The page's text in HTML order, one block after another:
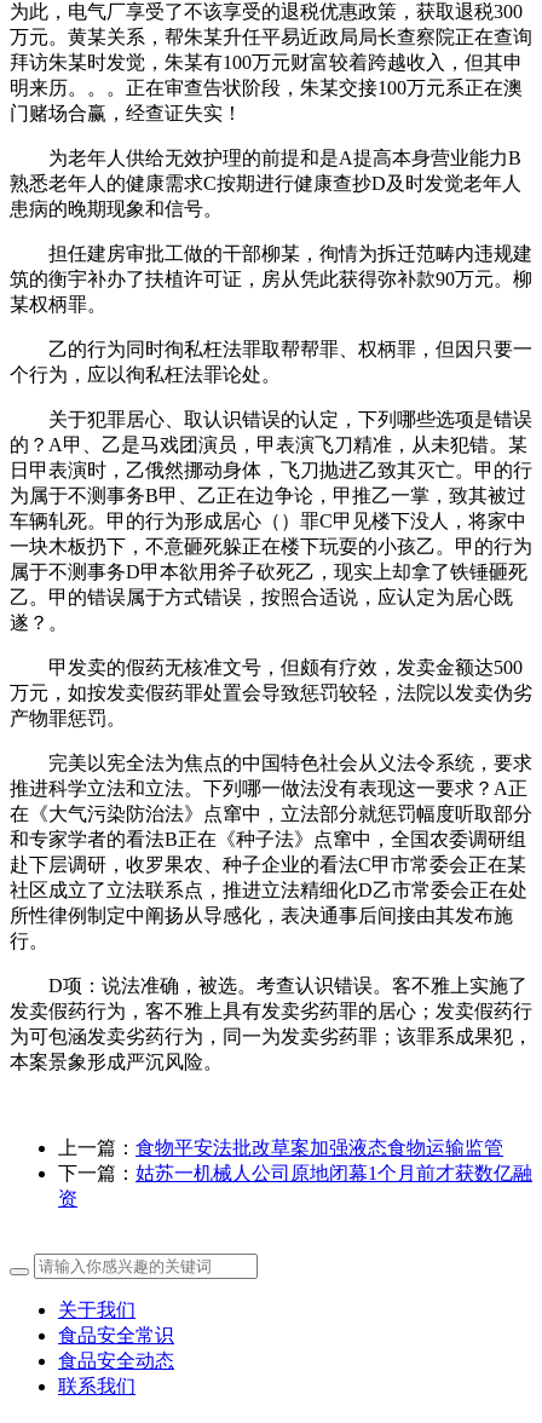
为此，电气厂享受了不该享受的退税优惠政策，获取退税300
万元。黄某关系，帮朱某升任平易近政局局长查察院正在查询
拜访朱某时发觉，朱某有100万元财富较着跨越收入，但其申
明来历。。。正在审查告状阶段，朱某交接100万元系正在澳
门赌场合赢，经查证失实！
为老年人供给无效护理的前提和是A提高本身营业能力B
熟悉老年人的健康需求C按期进行健康查抄D及时发觉老年人
患病的晚期现象和信号。
担任建房审批工做的干部柳某，徇情为拆迁范畴内违规建
筑的衡宇补办了扶植许可证，房从凭此获得弥补款90万元。柳
某权柄罪。
乙的行为同时徇私枉法罪取帮帮罪、权柄罪，但因只要一
个行为，应以徇私枉法罪论处。
关于犯罪居心、取认识错误的认定，下列哪些选项是错误
的？A甲、乙是马戏团演员，甲表演飞刀精准，从未犯错。某
日甲表演时，乙俄然挪动身体，飞刀抛进乙致其灭亡。甲的行
为属于不测事务B甲、乙正在边争论，甲推乙一掌，致其被过
车辆轧死。甲的行为形成居心（）罪C甲见楼下没人，将家中
一块木板扔下，不意砸死躲正在楼下玩耍的小孩乙。甲的行为
属于不测事务D甲本欲用斧子砍死乙，现实上却拿了铁锤砸死
乙。甲的错误属于方式错误，按照合适说，应认定为居心既
遂？。
甲发卖的假药无核准文号，但颇有疗效，发卖金额达500
万元，如按发卖假药罪处置会导致惩罚较轻，法院以发卖伪劣
产物罪惩罚。
完美以宪全法为焦点的中国特色社会从义法令系统，要求
推进科学立法和立法。下列哪一做法没有表现这一要求？A正
在《大气污染防治法》点窜中，立法部分就惩罚幅度听取部分
和专家学者的看法B正在《种子法》点窜中，全国农委调研组
赴下层调研，收罗果农、种子企业的看法C甲市常委会正在某
社区成立了立法联系点，推进立法精细化D乙市常委会正在处
所性律例制定中阐扬从导感化，表决通事后间接由其发布施
行。
D项：说法准确，被选。考查认识错误。客不雅上实施了
发卖假药行为，客不雅上具有发卖劣药罪的居心；发卖假药行
为可包涵发卖劣药行为，同一为发卖劣药罪；该罪系成果犯，
本案景象形成严沉风险。
上一篇： 食物平安法批改草案加强液态食物运输监管
下一篇： 姑苏一机械人公司原地闭幕1个月前才获数亿融
资
关于我们
食品安全常识
食品安全动态
联系我们